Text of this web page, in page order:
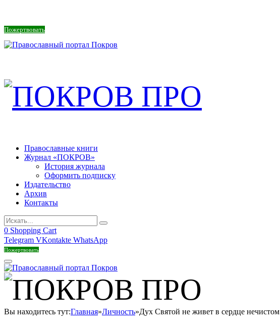
Пожертвовать
Православные книги
Журнал «ПОКРОВ»
История журнала
Оформить подписку
Издательство
Архив
Контакты
0 Shopping Cart
Telegram VKontakte WhatsApp
Пожертвовать
Вы находитесь тут:Главная»Личность»Дух Святой не живет в сердце нечистом